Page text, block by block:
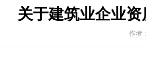
关于建筑业企业
作者